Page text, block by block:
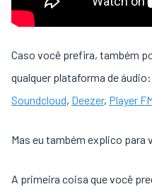
Caso você prefira, também
qualquer plataforma de áudio:
Soundcloud, Deezer, Player
Mas eu também explico para
A primeira coisa que você